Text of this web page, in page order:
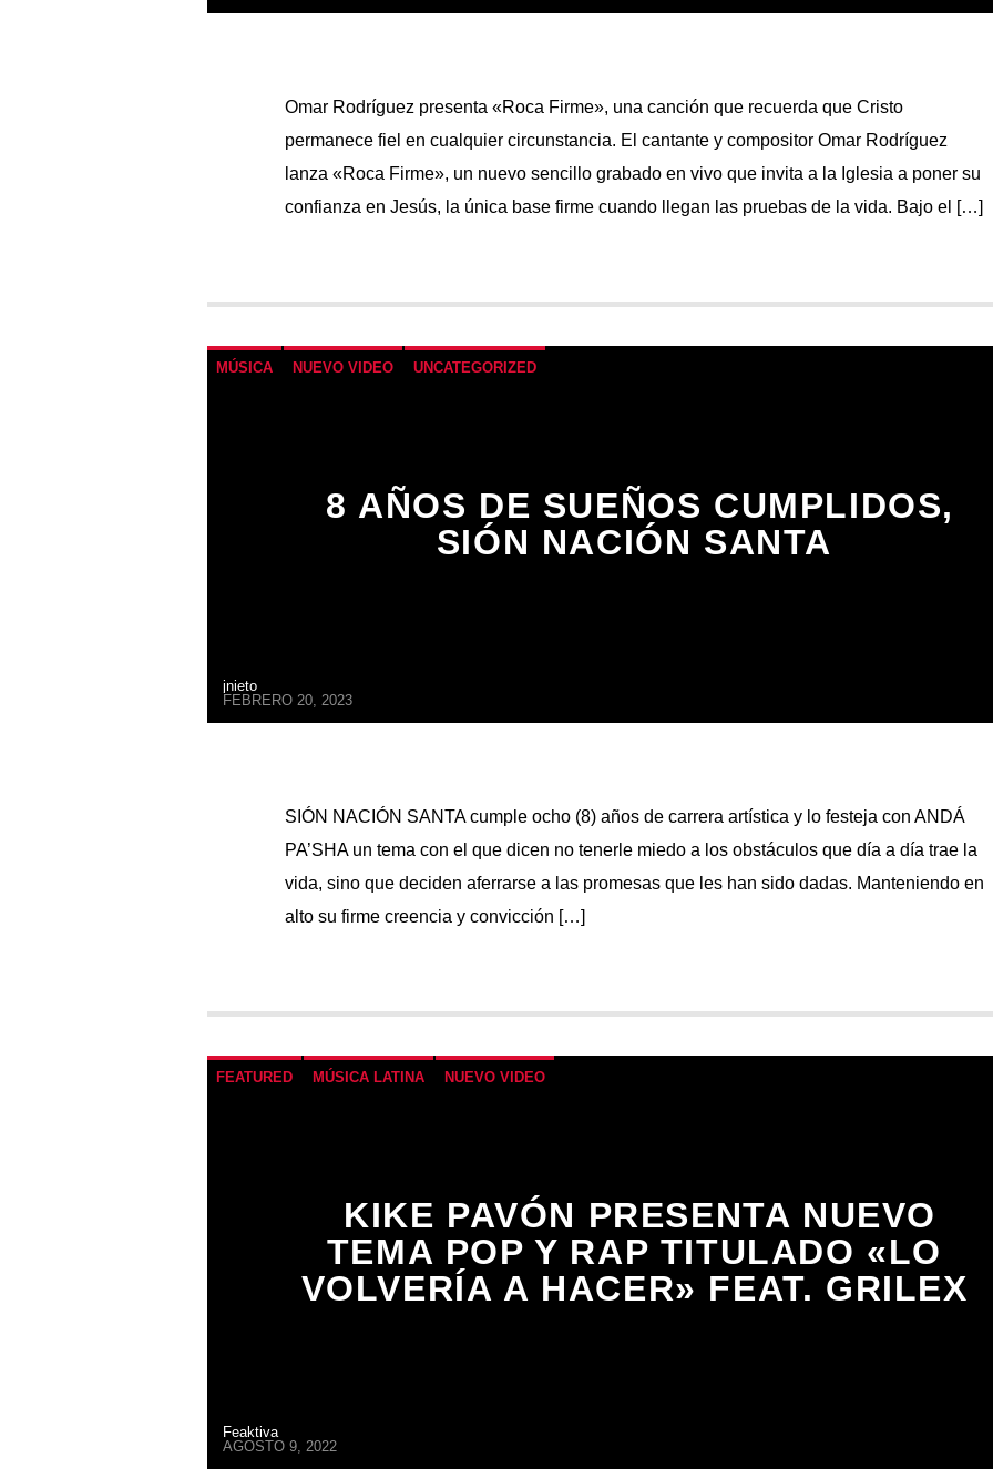
Omar Rodríguez presenta «Roca Firme», una canción que recuerda que Cristo
permanece fiel en cualquier circunstancia. El cantante y compositor Omar Rodríguez
lanza «Roca Firme», un nuevo sencillo grabado en vivo que invita a la Iglesia a poner su
confianza en Jesús, la única base firme cuando llegan las pruebas de la vida. Bajo el […]
MÚSICA NUEVO VIDEO UNCATEGORIZED
8 AÑOS DE SUEÑOS CUMPLIDOS,
SIÓN NACIÓN SANTA
jnieto
FEBRERO 20, 2023
SIÓN NACIÓN SANTA cumple ocho (8) años de carrera artística y lo festeja con ANDÁ
PA’SHA un tema con el que dicen no tenerle miedo a los obstáculos que día a día trae la
vida, sino que deciden aferrarse a las promesas que les han sido dadas. Manteniendo en
alto su firme creencia y convicción […]
FEATURED MÚSICA LATINA NUEVO VIDEO
KIKE PAVÓN PRESENTA NUEVO
TEMA POP Y RAP TITULADO «LO
VOLVERÍA A HACER» FEAT. GRILEX
Feaktiva
AGOSTO 9, 2022